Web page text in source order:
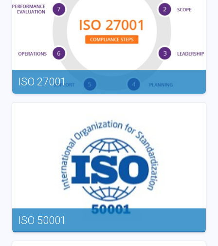
ISO 27001
ISO 50001